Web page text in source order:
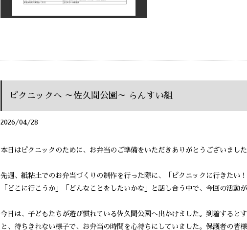
ピクニックへ ～佐久間公園～ らんすい組
2026/04/28
本日はピクニックのために、お弁当のご準備をいただきありがとうございまし
先週、紙粘土でのお弁当づくりの制作を行った際に、「ピクニックに行きたい
「どこに行こうか」「どんなことをしたいかな」と話し合う中で、今回の活動
今日は、子どもたちが遊び慣れている佐久間公園へ出かけました。到着すると
と、待ちきれない様子で、お弁当の時間を心待ちにしていました。保護者の皆